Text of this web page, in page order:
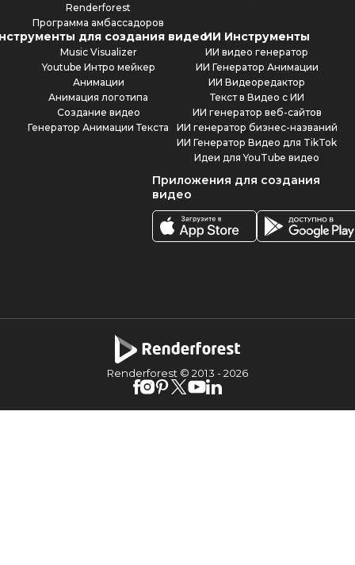
Renderforest
Программа амбассадоров
для создания видео
Music Visualizer
Youtube Интро мейкер
Анимации
Анимация логотипа
Создание видео
Генератор Анимации Текста
ИИ Инструменты
ИИ видео генератор
ИИ Генератор Анимации
ИИ Видеоредактор
Текст в Видео с ИИ
ИИ генератор веб-сайтов
ИИ генератор бизнес-названий
ИИ Генератор Видео для TikTok
Идеи для YouTube видео
Приложения для создания
видео
Renderforest © 2013 -2026